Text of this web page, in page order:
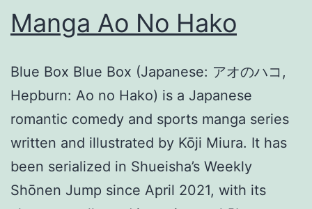
Manga Ao No Hako
Blue Box Blue Box (Japanese: アオのハコ,
Hepburn: Ao no Hako) is a Japanese
romantic comedy and sports manga series
written and illustrated by Kōji Miura. It has
been serialized in Shueisha’s Weekly
Shōnen Jump since April 2021, with its